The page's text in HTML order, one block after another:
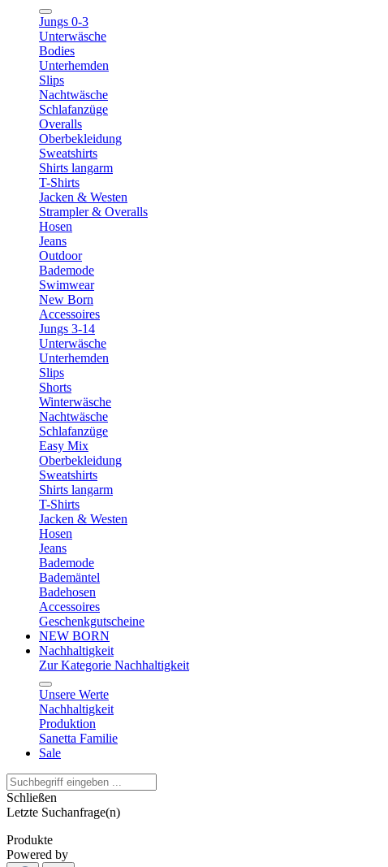
Jungs 0-3
Unterwäsche
Bodies
Unterhemden
Slips
Nachtwäsche
Schlafanzüge
Overalls
Oberbekleidung
Sweatshirts
Shirts langarm
T-Shirts
Jacken & Westen
Strampler & Overalls
Hosen
Jeans
Outdoor
Bademode
Swimwear
New Born
Accessoires
Jungs 3-14
Unterwäsche
Unterhemden
Slips
Shorts
Winterwäsche
Nachtwäsche
Schlafanzüge
Easy Mix
Oberbekleidung
Sweatshirts
Shirts langarm
T-Shirts
Jacken & Westen
Hosen
Jeans
Bademode
Bademäntel
Badehosen
Accessoires
Geschenkgutscheine
NEW BORN
Nachhaltigkeit
Zur Kategorie Nachhaltigkeit
Unsere Werte
Nachhaltigkeit
Produktion
Sanetta Familie
Sale
Schließen
Letzte Suchanfrage(n)
Produkte
Powered by